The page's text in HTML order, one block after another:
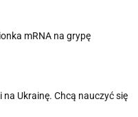
mRNA na grypę
na Ukrainę. Chcą nauczyć się